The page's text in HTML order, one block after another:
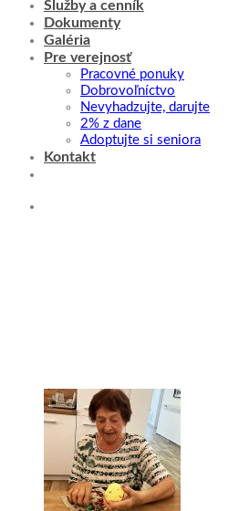
Služby a cenník
Dokumenty
Galéria
Pre verejnosť
Pracovné ponuky
Dobrovoľníctvo
Nevyhadzujte, darujte
2% z dane
Adoptujte si seniora
Kontakt